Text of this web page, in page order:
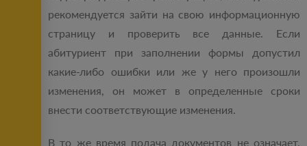
рекомендуется зайти на свою информационную
страницу и проверить все данные. Если
абитуриент при заполнении формы допустил
какие-либо ошибки или же у него произошли
изменения, он может в определенные сроки
внести соответствующие изменения.
В то же время подача документов не означает,